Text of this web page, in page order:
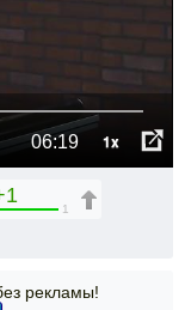
06:19 1x
1
рекламы!